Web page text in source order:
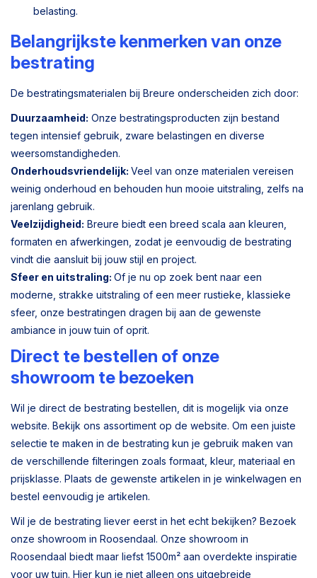
belasting.
Belangrijkste kenmerken van onze
bestrating
De bestratingsmaterialen bij Breure onderscheiden zich door:
Duurzaamheid: Onze bestratingsproducten zijn bestand
tegen intensief gebruik, zware belastingen en diverse
weersomstandigheden.
Onderhoudsvriendelijk: Veel van onze materialen vereisen
weinig onderhoud en behouden hun mooie uitstraling, zelfs na
jarenlang gebruik.
Veelzijdigheid: Breure biedt een breed scala aan kleuren,
formaten en afwerkingen, zodat je eenvoudig de bestrating
vindt die aansluit bij jouw stijl en project.
Sfeer en uitstraling: Of je nu op zoek bent naar een
moderne, strakke uitstraling of een meer rustieke, klassieke
sfeer, onze bestratingen dragen bij aan de gewenste
ambiance in jouw tuin of oprit.
Direct te bestellen of onze
showroom te bezoeken
Wil je direct de bestrating bestellen, dit is mogelijk via onze
website. Bekijk ons assortiment op de website. Om een juiste
selectie te maken in de bestrating kun je gebruik maken van
de verschillende filteringen zoals formaat, kleur, materiaal en
prijsklasse. Plaats de gewenste artikelen in je winkelwagen en
bestel eenvoudig je artikelen.
Wil je de bestrating liever eerst in het echt bekijken? Bezoek
onze showroom in Roosendaal. Onze showroom in
Roosendaal biedt maar liefst 1500m² aan overdekte inspiratie
voor uw tuin. Hier kun je niet alleen ons uitgebreide